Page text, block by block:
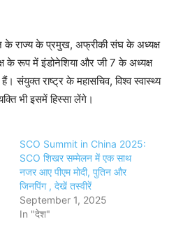
के राज्य के प्रमुख, अफ्रीकी संघ के अध्यक्ष
रूप में इंडोनेशिया और जी 7 के अध्यक्ष
संयुक्त राष्ट्र के महासचिव, विश्व स्वास्थ्य
भी इसमें हिस्सा लेंगे।
SCO Summit in China 2025:
SCO शिखर सम्मेलन में एक साथ
नजर आए पीएम मोदी, पुतिन और
जिनपिंग , देखें तस्वीरें
September 1, 2025
In "देश"